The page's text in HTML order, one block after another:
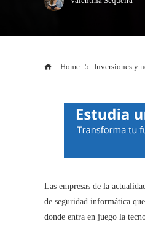
Home Inversiones y
Las empresas de la
de seguridad informática
donde entra en juego la